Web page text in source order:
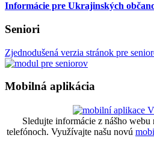
Informácie pre Ukrajinských
Seniori
Zjednodušená verzia stránok pre
Mobilná aplikácia
Sledujte informácie z nášho
telefónoch. Využívajte našu novú